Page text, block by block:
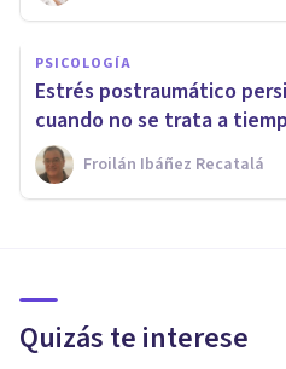
PSICOLOGÍA
Estrés postraumático
cuando no se trata a
Froilán Ibáñez Recatalá
Quizás te interese